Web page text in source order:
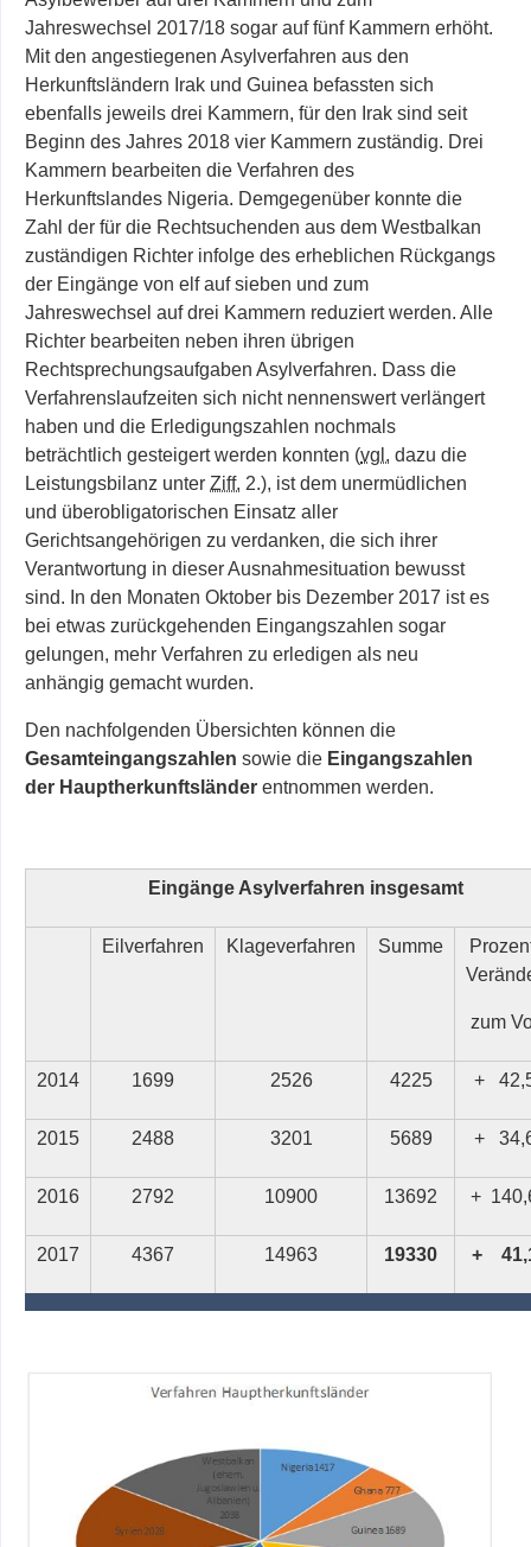
Jahreswechsel 2017/18 sogar auf fünf Kammern erhöht.
Mit den angestiegenen Asylverfahren aus den
Herkunftsländern Irak und Guinea befassten sich
ebenfalls jeweils drei Kammern, für den Irak sind seit
Beginn des Jahres 2018 vier Kammern zuständig. Drei
Kammern bearbeiten die Verfahren des
Herkunftslandes Nigeria. Demgegenüber konnte die
Zahl der für die Rechtsuchenden aus dem Westbalkan
zuständigen Richter infolge des erheblichen Rückgangs
der Eingänge von elf auf sieben und zum
Jahreswechsel auf drei Kammern reduziert werden. Alle
Richter bearbeiten neben ihren übrigen
Rechtsprechungsaufgaben Asylverfahren. Dass die
Verfahrenslaufzeiten sich nicht nennenswert verlängert
haben und die Erledigungszahlen nochmals
beträchtlich gesteigert werden konnten (vgl. dazu die
Leistungsbilanz unter Ziff. 2.), ist dem unermüdlichen
und überobligatorischen Einsatz aller
Gerichtsangehörigen zu verdanken, die sich ihrer
Verantwortung in dieser Ausnahmesituation bewusst
sind. In den Monaten Oktober bis Dezember 2017 ist es
bei etwas zurückgehenden Eingangszahlen sogar
gelungen, mehr Verfahren zu erledigen als neu
anhängig gemacht wurden.
Den nachfolgenden Übersichten können die
Gesamteingangszahlen sowie die Eingangszahlen
der Hauptherkunftsländer entnommen werden.
Eingänge Asylverfahren insgesamt
Eilverfahren Klageverfahren Summe
zum
2014 1699 2526 4225 +
2015 2488 3201 5689 +
2016 2792 10900 13692 +
2017 4367 14963 19330 +